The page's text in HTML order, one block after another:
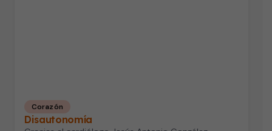
Corazón
Disautonomía